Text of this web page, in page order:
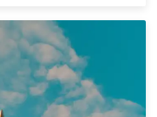
ir Didžiosios
Telegraph“.